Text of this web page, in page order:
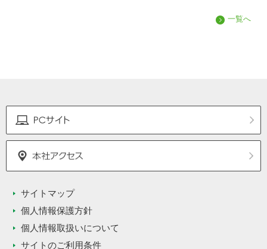
一覧へ
サイトマップ
個人情報保護方針
個人情報取扱いについて
サイトのご利用条件